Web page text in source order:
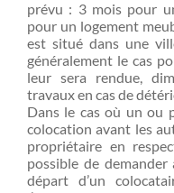
prévu : 3 mois pour
pour un logement
est situé dans une
généralement le cas
leur sera rendue,
travaux en cas de
Dans le cas où un ou
colocation avant les
propriétaire en
possible de
départ d’un